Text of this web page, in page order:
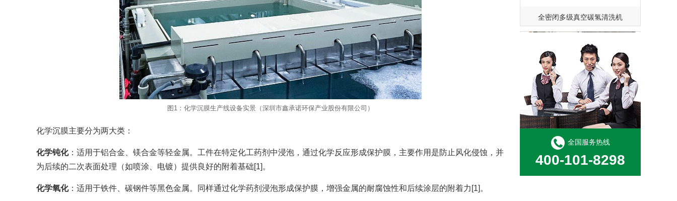
图1：化学沉膜生产线设备实景（深圳市鑫承诺环保产业股份有限公司）
化学沉膜主要分为两大类：
化学钝化：适用于铝合金、镁合金等轻金属。工件在特定化工药剂中浸泡，通过化学反应形成保护膜，主要作用是防止风化侵蚀，并
为后续的二次表面处理（如喷涂、电镀）提供良好的附着基础[1]。
化学氧化：适用于铁件、碳钢件等黑色金属。同样通过化学药剂浸泡形成保护膜，增强金属的耐腐蚀性和后续涂层的附着力[1]。
化学铣切工艺及应用
全国服务热线
400-101-8298